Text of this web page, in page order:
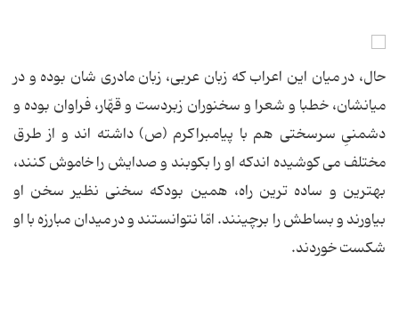
حال، در میان این اعراب كه زبان عربی، زبان مادری شان بوده و در
میانشان، خطبا و شعرا و سخنوران زبردست و قهّار، فراوان بوده و
دشمنیِ سرسختی هم با پیامبراكرم (ص) داشته اند و از طرق
مختلف می كوشیده اندكه او را بكوبند و صدایش را خاموش كنند،
بهترین و ساده ترین راه، همین بودكه سخنی نظیر سخن او
بیاورند و بساطش را برچینند. امّا نتوانستند و در میدان مبارزه با او
شكست خوردند.